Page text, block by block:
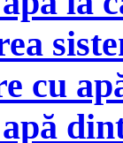
cu